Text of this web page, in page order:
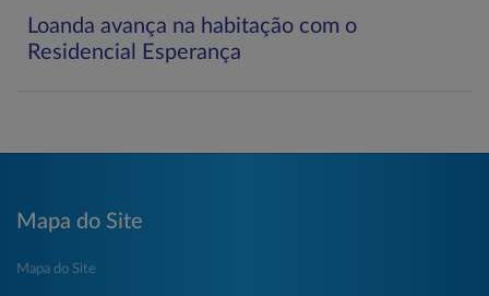
Loanda avança na habitação com o
Residencial Esperança
Mapa do Site
Mapa do Site